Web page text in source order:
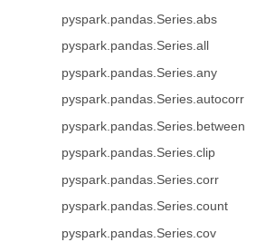
pyspark.pandas.Series.abs
pyspark.pandas.Series.all
pyspark.pandas.Series.any
pyspark.pandas.Series.autocorr
pyspark.pandas.Series.between
pyspark.pandas.Series.clip
pyspark.pandas.Series.corr
pyspark.pandas.Series.count
pyspark.pandas.Series.cov